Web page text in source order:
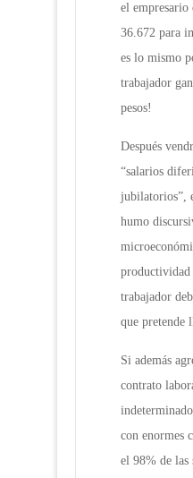
el empresario
36.672 para
es lo mismo
trabajador
pesos!
Después
“salarios
jubilatorios”,
humo
trabajador
que pretende
Si además
contrato
con enormes
el 98% de las